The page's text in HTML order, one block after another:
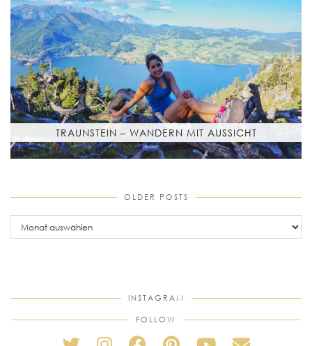
TRAUNSTEIN – WANDERN MIT AUSSICHT
OLDER POSTS
older
posts
INSTAGRAM
FOLLOW